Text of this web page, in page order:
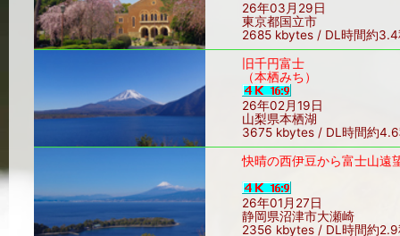
26年03月29日
東京都国立市
2685 kbytes / DL時間約3.4
旧千円富士
（本栖みち）
26年02月19日
山梨県本栖湖
3675 kbytes / DL時間約
快晴の西伊豆から富士山遠
26年01月27日
静岡県沼津市大瀬崎
2356 kbytes / DL時間約2.9